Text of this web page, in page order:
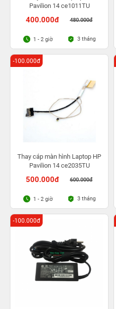
Pavilion 14 ce1011TU
400.000đ 480.000đ
1 - 2 giờ 3 tháng
Thay cáp màn hình Laptop HP
Pavilion 14 ce2035TU
500.000đ 600.000đ
-100.000đ
1 - 2 giờ 3 tháng
-100.000đ